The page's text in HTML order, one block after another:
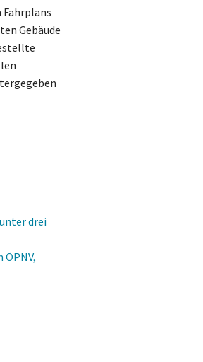
Gebäude
drei